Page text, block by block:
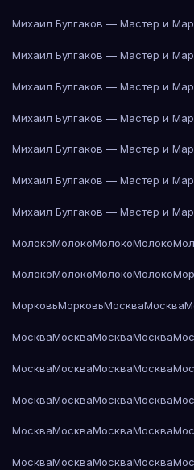
Михаил Булгаков — Мастер и
Михаил Булгаков — Мастер и
Михаил Булгаков — Мастер и
Михаил Булгаков — Мастер и
Михаил Булгаков — Мастер и
Михаил Булгаков — Мастер и
Михаил Булгаков — Мастер и
МолокоМолокоМолокоМолоко
МолокоМолокоМолокоМолоко
МорковьМорковьМоскваМосква
МоскваМоскваМоскваМосква
МоскваМоскваМоскваМосква
МоскваМоскваМоскваМосква
МоскваМоскваМоскваМосква
МоскваМоскваМоскваМосква